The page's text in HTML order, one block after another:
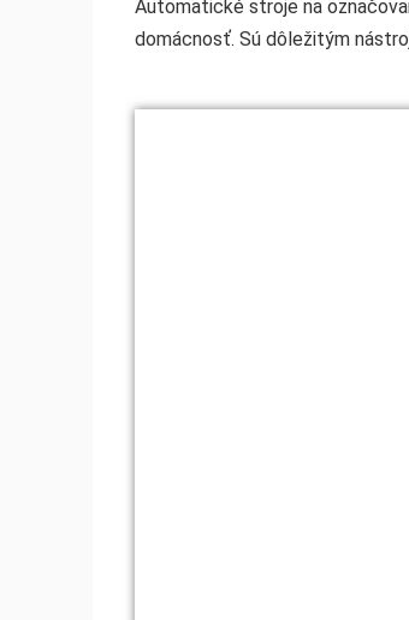
Automatické stroje na
domácnosť. Sú dôležitým